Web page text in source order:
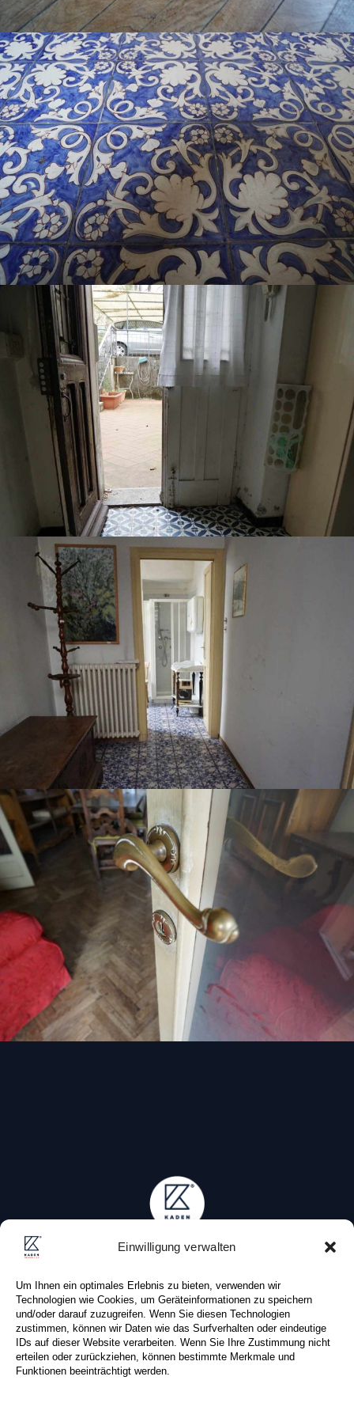
Einwilligung verwalten
Um Ihnen ein optimales Erlebnis zu bieten, verwenden wir
Technologien wie Cookies, um Geräteinformationen zu speichern
und/oder darauf zuzugreifen. Wenn Sie diesen Technologien
zustimmen, können wir Daten wie das Surfverhalten oder eindeutige
IDs auf dieser Website verarbeiten. Wenn Sie Ihre Zustimmung nicht
erteilen oder zurückziehen, können bestimmte Merkmale und
Funktionen beeinträchtigt werden.
KADEN IMMOBILIEN
Dufourstraße 38
04107 Leipzig (Deutschland)
Tel: +49 (0) 341 . 87 80 83 0